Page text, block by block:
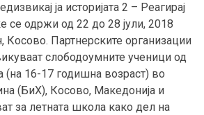
ја историјата 2 – Реагирај
се одржи од 22 до 28 јули, 2018
Косово. Партнерските организации
слободоумните ученици од
(на 16-17 годишна возраст) во
(БиХ), Косово, Македонија и
за летната школа како дел на